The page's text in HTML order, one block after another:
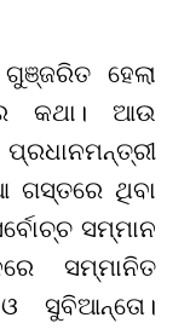
ହେଲା
କଥା। ଆଉ
ଗସ୍ତରେ ଥିବା
ସମ୍ମାନ
ସମ୍ମାନିତ
ସୁବିଆନ୍ତୋ।